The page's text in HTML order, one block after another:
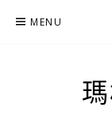
MENU